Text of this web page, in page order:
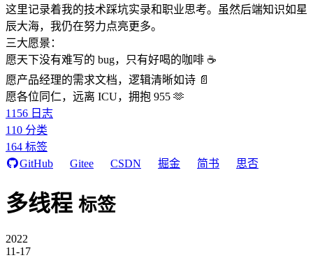
这里记录着我的技术踩坑实录和职业思考。虽然后端知识如星
辰大海，我仍在努力点亮更多。
三大愿景：
愿天下没有难写的 bug，只有好喝的咖啡 ☕️
愿产品经理的需求文档，逻辑清晰如诗 📄
愿各位同仁，远离 ICU，拥抱 955 🫶
1156 日志
110 分类
164 标签
GitHub
Gitee CSDN 掘金 简书 思否
多线程 标签
2022
11-17